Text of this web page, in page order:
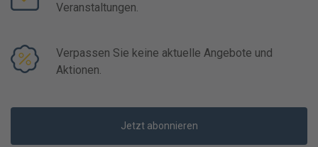
Veranstaltungen.
Verpassen Sie keine aktuelle Angebote und
Aktionen.
Jetzt abonnieren